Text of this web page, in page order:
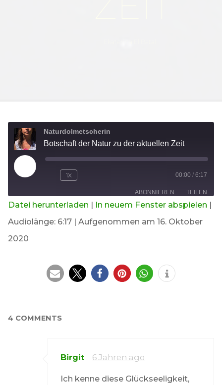
Naturdolmetscherin
Botschaft der Natur zu der aktuellen Zeit
PLAY
EPISODE
1X 00:00 / 6:17
ABONNIEREN TEILEN
RSS FEED
TEILEN
LINK
Datei herunterladen | In neuem Fenster abspielen |
Audiolänge: 6:17 |Aufgenommen am 16. Oktober
2020
4 COMMENTS
Birgit 6 Jahren ago
Ich kenne diese Glückseeligkeit,